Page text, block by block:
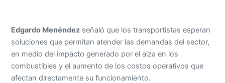
Edgardo Menéndez señaló que los transportistas esperan
soluciones que permitan atender las demandas del sector,
en medio del impacto generado por el alza en los
combustibles y el aumento de los costos operativos que
afectan directamente su funcionamiento.